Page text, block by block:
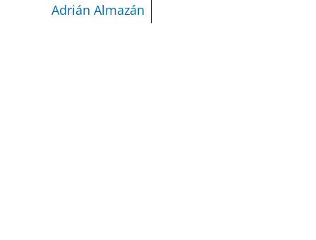
Adrián Almazán